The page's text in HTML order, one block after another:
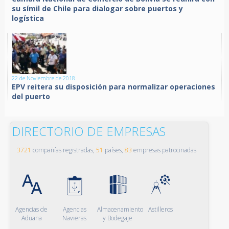
su símil de Chile para dialogar sobre puertos y
logística
22 de Noviembre de 2018
EPV reitera su disposición para normalizar operaciones
del puerto
DIRECTORIO DE EMPRESAS
3721 compañías registradas, 51 países, 83 empresas patrocinadas
Agencias de
Aduana
Agencias
Navieras
Almacenamiento
y Bodegaje
Astilleros